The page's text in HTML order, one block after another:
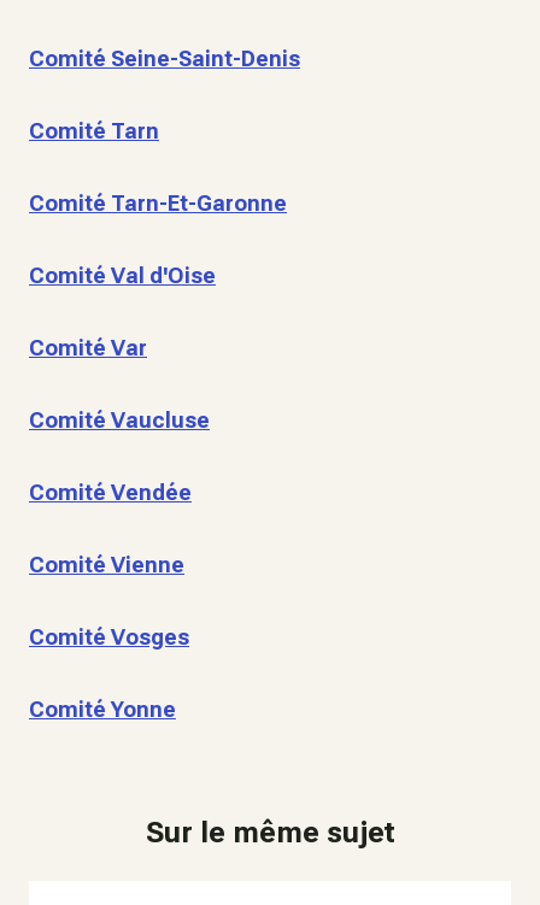
Comité Seine-Saint-Denis
Comité Tarn
Comité Tarn-Et-Garonne
Comité Val d'Oise
Comité Var
Comité Vaucluse
Comité Vendée
Comité Vienne
Comité Vosges
Comité Yonne
Sur le même sujet